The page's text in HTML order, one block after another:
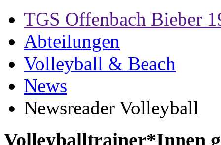
TGS Offenbach Bieber
Abteilungen
Volleyball & Beach
News
Newsreader Volleyball
Volleyballtrainer*Innen